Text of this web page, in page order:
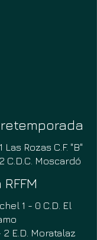
Las Rozas C.F. "B"
C.D.C. Moscardó
1 - 0 C.D. El
2 E.D. Moratalaz